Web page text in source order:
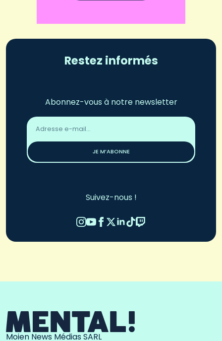
Restez informés
Abonnez-vous à notre newsletter
Adresse
email
JE M’ABONNE
Suivez-nous !
Moien News Médias SARL